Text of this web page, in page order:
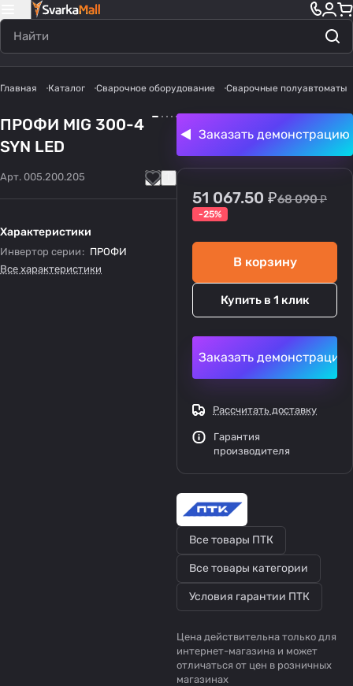
Главная Каталог Сварочное оборудование Сварочные полуавтоматы
ПРОФИ MIG 300-4
SYN LED
Арт. 005.200.205
Характеристики
Инвертор серии : ПРОФИ
Все характеристики
Заказать демонстрацию
51 067.50 ₽68 090 ₽
-25%
В корзину
Купить в 1 клик
Заказать демонстрацию
Рассчитать доставку
Гарантия
производителя
Все товары ПТК
Все товары категории
Условия гарантии ПТК
Цена действительна только для
интернет-магазина и может
отличаться от цен в розничных
магазинах